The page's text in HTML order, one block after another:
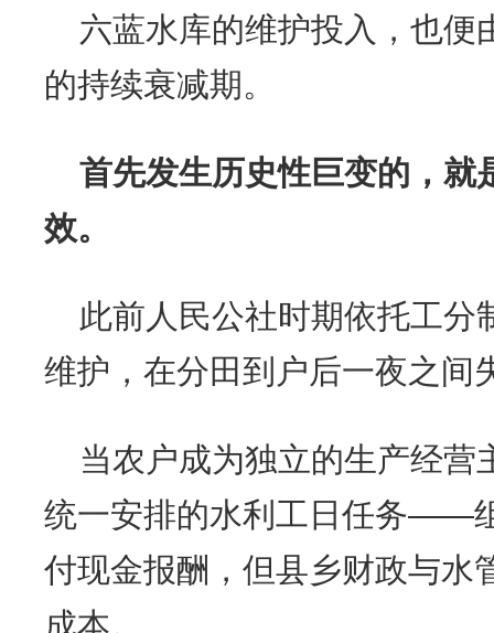
六蓝水库的维护投入，也便
的持续衰减期。
首先发生历史性巨变的，就
效。
此前人民公社时期依托工分
维护，在分田到户后一夜之间
当农户成为独立的生产经营
统一安排的水利工日任务——
付现金报酬，但县乡财政与水
成本。